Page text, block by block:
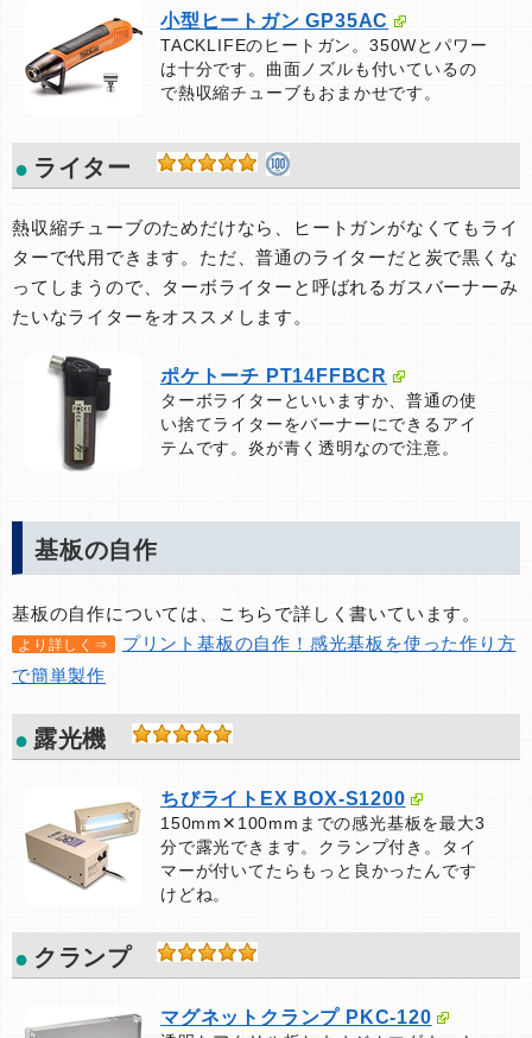
小型ヒートガン GP35AC
TACKLIFEのヒートガン。350Wとパワー
は十分です。曲面ノズルも付いているの
で熱収縮チューブもおまかせです。
ライター
熱収縮チューブのためだけなら、ヒートガンがなくてもライ
ターで代用できます。ただ、普通のライターだと炭で黒くな
ってしまうので、ターボライターと呼ばれるガスバーナーみ
たいなライターをオススメします。
ポケトーチ PT14FFBCR
ターボライターといいますか、普通の使
い捨てライターをバーナーにできるアイ
テムです。炎が青く透明なので注意。
基板の自作
基板の自作については、こちらで詳しく書いています。
より詳しく⇒
プリント基板の自作！感光基板を使った作り方
で簡単製作
露光機
ちびライトEX BOX-S1200
150mm✕100mmまでの感光基板を最大3
分で露光できます。クランプ付き。タイ
マーが付いてたらもっと良かったんです
けどね。
クランプ
マグネットクランプ PKC-120